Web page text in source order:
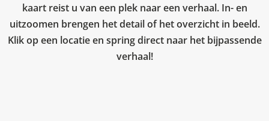
kaart reist u van een plek naar een verhaal. In- en
uitzoomen brengen het detail of het overzicht in beeld.
Klik op een locatie en spring direct naar het bijpassende
verhaal!